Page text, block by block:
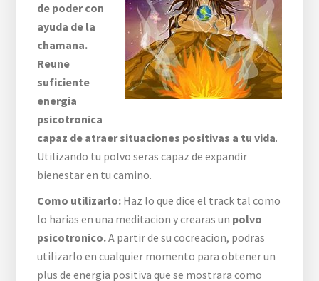
de poder con
ayuda de la
chamana.
Reune
suficiente
energia
psicotronica
capaz de atraer situaciones positivas a tu vida.
Utilizando tu polvo seras capaz de expandir
bienestar en tu camino.
Como utilizarlo: Haz lo que dice el track tal como
lo harias en una meditacion y crearas un polvo
psicotronico.A partir de su cocreacion, podras
utilizarlo en cualquier momento para obtener un
plus de energia positiva que se mostrara como